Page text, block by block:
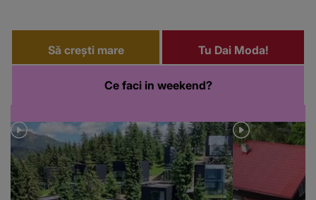
Să crești mare Tu Dai Moda!
Ce faci in weekend?